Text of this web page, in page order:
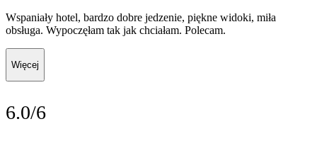
Wspaniały hotel, bardzo dobre jedzenie, piękne widoki, miła
obsługa. Wypoczęłam tak jak chciałam. Polecam.
Więcej
6.0/6